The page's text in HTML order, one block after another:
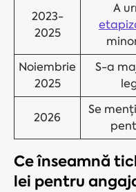
2023-
2025
A
Noiembrie
2025
S-a
2026
Se
Ce înseamnă
lei pentru